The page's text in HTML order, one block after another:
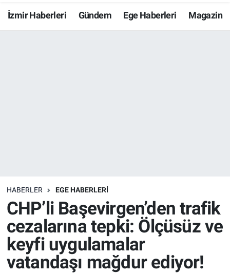
İzmir Haberleri Gündem Ege Haberleri Magazin
HABERLER EGE HABERLERİ
CHP’li Başevirgen’den trafik
cezalarına tepki: Ölçüsüz ve
keyfi uygulamalar
vatandaşı mağdur ediyor!
Resmi İlanlar